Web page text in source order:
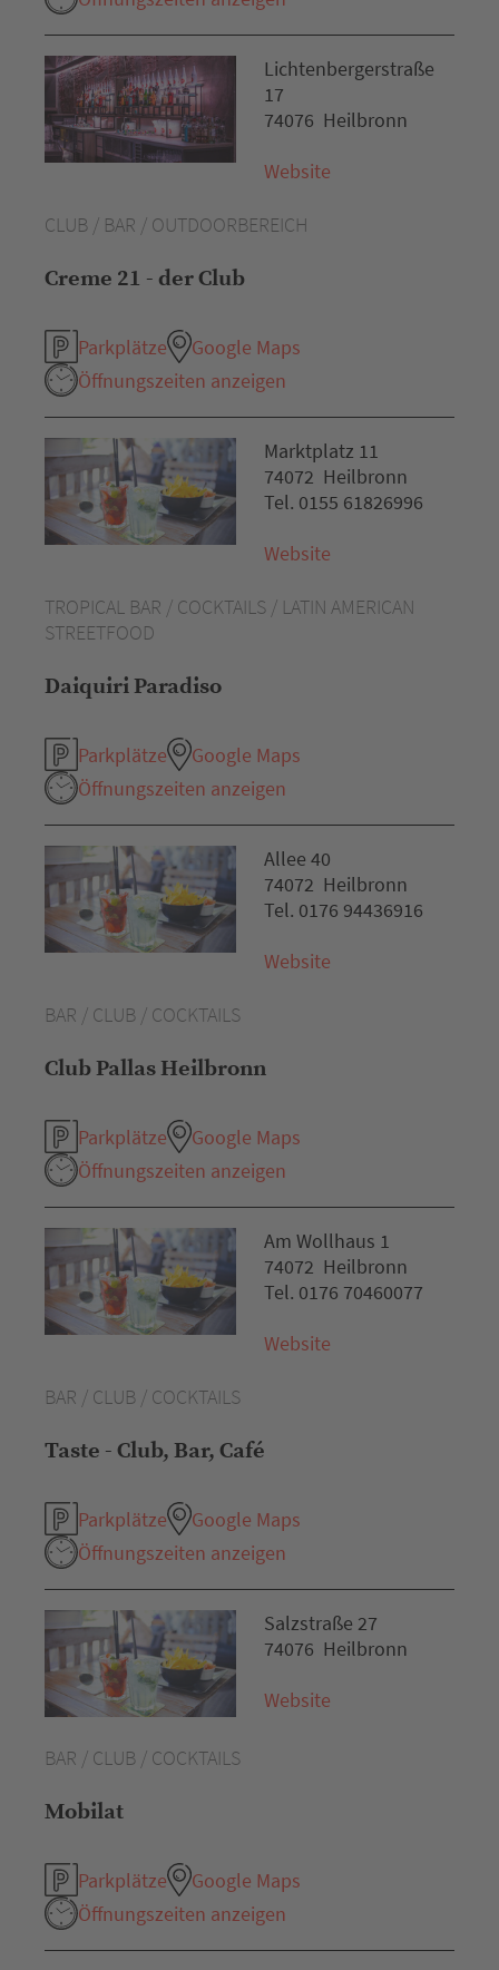
CLUB / BAR / OUTDOORBEREICH
Creme 21 - der Club
Parkplätze
Google Maps
Öffnungszeiten anzeigen
Lichtenbergerstraße
17
74076 Heilbronn
Website
TROPICAL BAR / COCKTAILS / LATIN AMERICAN
STREETFOOD
Daiquiri Paradiso
Parkplätze
Google Maps
Öffnungszeiten anzeigen
Marktplatz 11
74072 Heilbronn
Tel. 0155 61826996
Website
BAR / CLUB / COCKTAILS
Club Pallas Heilbronn
Parkplätze
Google Maps
Öffnungszeiten anzeigen
Allee 40
74072 Heilbronn
Tel. 0176 94436916
Website
BAR / CLUB / COCKTAILS
Taste - Club, Bar, Café
Parkplätze
Google Maps
Öffnungszeiten anzeigen
Am Wollhaus 1
74072 Heilbronn
Tel. 0176 70460077
Website
BAR / CLUB / COCKTAILS
Mobilat
Parkplätze
Google Maps
Öffnungszeiten anzeigen
Salzstraße 27
74076 Heilbronn
Website